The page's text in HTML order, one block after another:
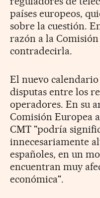
países europeos,
sobre la cuestión.
razón a la
contradecirla.
El nuevo
disputas entre los
operadores. En su
Comisión Europea
CMT "podría
innecesariamente
españoles, en un
encuentran muy
económica".